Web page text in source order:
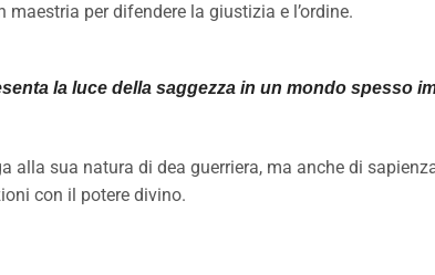
per difendere la giustizia e l’ordine.
la luce della saggezza in un mondo spesso
alla sua natura di dea guerriera, ma anche di
con il potere divino.